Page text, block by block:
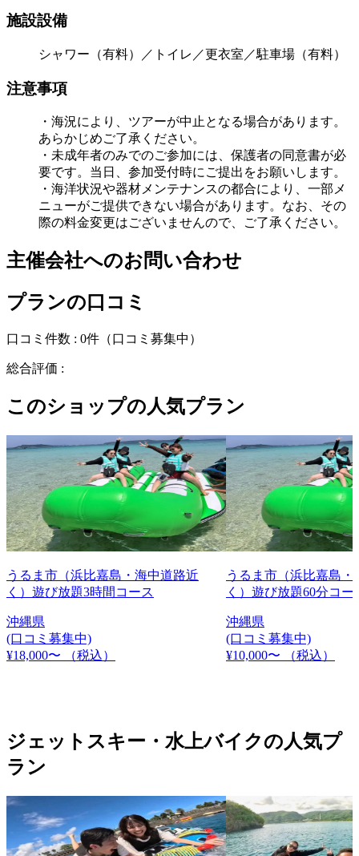
施設設備
シャワー（有料）／トイレ／更衣室／駐車場（有料）
注意事項
・海況により、ツアーが中止となる場合があります。
あらかじめご了承ください。
・未成年者のみでのご参加には、保護者の同意書が必
要です。当日、参加受付時にご提出をお願いします。
・海洋状況や器材メンテナンスの都合により、一部メ
ニューがご提供できない場合があります。なお、その
際の料金変更はございませんので、ご了承ください。
主催会社へのお問い合わせ
プランの口コミ
口コミ件数 : 0件 （口コミ募集中）
総合評価 :
このショップの人気プラン
うるま市（浜比嘉島・海中道路近
く）遊び放題3時間コース
沖縄県
(口コミ募集中)
¥18,000〜
（税込）
うるま市（浜比嘉島・
く）遊び放題60分コー
沖縄県
(口コミ募集中)
¥10,000〜
（税込）
ジェットスキー・水上バイクの人気プ
ラン